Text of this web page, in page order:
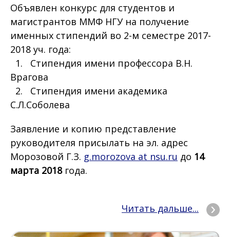
Объявлен конкурс для студентов и
магистрантов ММФ НГУ на получение
именных стипендий ​во 2-м семестре 2017-
2018 уч. года:
1. Cтипендия имени профессора В.Н.
Врагова
2. Cтипендия имени академика
С.Л.Соболева
Заявление и копию представление
руководителя присылать на эл. адрес
Морозовой Г.З. g.morozova at nsu.ru до 14
марта 2018года.
Читать дальше...